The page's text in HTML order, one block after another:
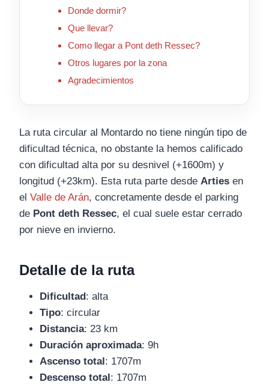
Donde dormir?
Que llevar?
Como llegar a Pont deth Ressec?
Otros lugares por la zona
Agradecimientos
La ruta circular al Montardo no tiene ningún tipo de
dificultad técnica, no obstante la hemos calificado
con dificultad alta por su desnivel (+1600m) y
longitud (+23km). Esta ruta parte desde Arties en
el Valle de Arán, concretamente desde el parking
de Pont deth Ressec, el cual suele estar cerrado
por nieve en invierno.
Detalle de la ruta
Dificultad: alta
Tipo: circular
Distancia: 23 km
Duración aproximada: 9h
Ascenso total: 1707m
Descenso total: 1707m